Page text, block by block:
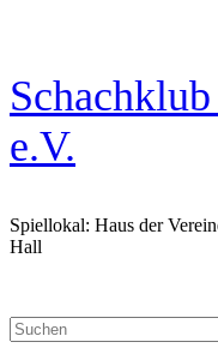
e.V.
Spiellokal: Haus der
Hall
Suchen
nach: